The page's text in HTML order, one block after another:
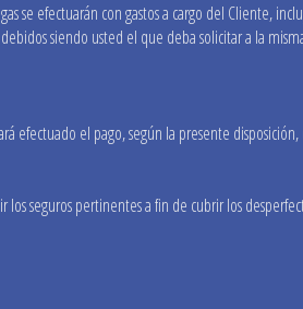
se efectuarán con gastos a cargo del Cliente,
siendo usted el que deba solicitar a la
efectuado el pago, según la presente disposición,
seguros pertinentes a fin de cubrir los